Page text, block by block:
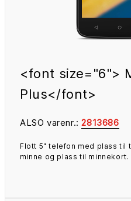
<font size="6">
Plus</font>
ALSO varenr.:2813686
Flott 5" telefon med plass til
minne og plass til minnekort.